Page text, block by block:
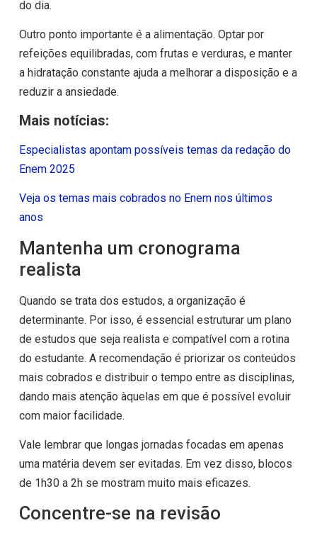
do dia.
Outro ponto importante é a alimentação. Optar por
refeições equilibradas, com frutas e verduras, e manter
a hidratação constante ajuda a melhorar a disposição e a
reduzir a ansiedade.
Mais notícias:
Especialistas apontam possíveis temas da redação do
Enem 2025
Veja os temas mais cobrados no Enem nos últimos
anos
Mantenha um cronograma
realista
Quando se trata dos estudos, a organização é
determinante. Por isso, é essencial estruturar um plano
de estudos que seja realista e compatível com a rotina
do estudante. A recomendação é priorizar os conteúdos
mais cobrados e distribuir o tempo entre as disciplinas,
dando mais atenção àquelas em que é possível evoluir
com maior facilidade.
Vale lembrar que longas jornadas focadas em apenas
uma matéria devem ser evitadas. Em vez disso, blocos
de 1h30 a 2h se mostram muito mais eficazes.
Concentre-se na revisão